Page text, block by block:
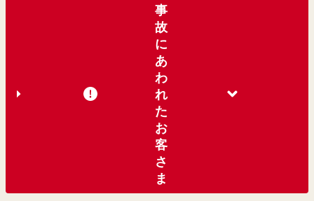
事
故
に
あ
わ
れ
た
お
客
さ
ま